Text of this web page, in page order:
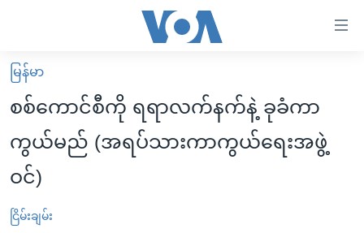
လွယ်ကူ
စေ
Link
များ
ပင်မ
မူလစာမျက်နှာ
မြန်မာ
ကမ္ဘာ့သတင်းများ
နိုင်ငံတကာ
ဗွီဒီယို
မြန်မာ
စစ်ကောင်စီကို ရရာလက်နက်နဲ့ ခုခံကာ
ကွယ်မည် (အရပ်သားကာကွယ်ရေးအဖွဲ့
ဝင်)
ငြိမ်းချမ်း